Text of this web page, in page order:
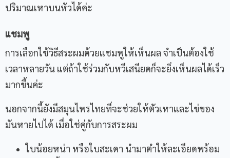
ปริมาณเหาบนหัวได้ค่ะ
แชมพู
การเลือกใช้วิธีสระผมด้วยแชมพูให้เห็นผล จำเป็นต้องใช้
เวลาหลายวัน แต่ถ้าใช้ร่วมกับหวีเสนียดก็จะยิ่งเห็นผลได้เร็ว
มากขึ้นค่ะ
นอกจากนี้ยังมีสมุนไพรไทยที่จะช่วยให้ตัวเหาและไข่ของ
มันหายไปได้ เมื่อใช่คู่กับการสระผม
ใบน้อยหน่า หรือใบสะเดา นำมาตำให้ละเอียดพร้อม